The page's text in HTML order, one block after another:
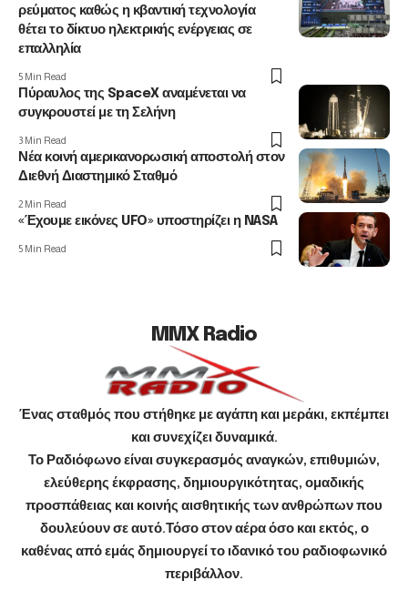
ρεύματος καθώς η κβαντική τεχνολογία
θέτει το δίκτυο ηλεκτρικής ενέργειας σε
επαλληλία
5 Min Read
Πύραυλος της SpaceX αναμένεται να
συγκρουστεί με τη Σελήνη
3 Min Read
Νέα κοινή αμερικανορωσική αποστολή στον
Διεθνή Διαστημικό Σταθμό
2 Min Read
«Έχουμε εικόνες UFO» υποστηρίζει η NASA
5 Min Read
MMX Radio
Ένας σταθμός που στήθηκε με αγάπη και μεράκι, εκπέμπει
και συνεχίζει δυναμικά.
Το Ραδιόφωνο είναι συγκερασμός αναγκών, επιθυμιών,
ελεύθερης έκφρασης, δημιουργικότητας, ομαδικής
προσπάθειας και κοινής αισθητικής των ανθρώπων που
δουλεύουν σε αυτό.Τόσο στον αέρα όσο και εκτός, ο
καθένας από εμάς δημιουργεί το ιδανικό του ραδιοφωνικό
περιβάλλον.